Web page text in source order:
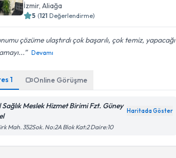
İzmir, Aliağa
5 (121 Değerlendirme)
çözüme ulaştırdı çok başarılı, çok temiz, yapacağı
Devamı
1 Online Görüşme
Sağlık Meslek Hizmet Birimi Fzt. Güney
Haritada Göster
Mah. 352Sok. No:2A Blok Kat:2 Daire:10